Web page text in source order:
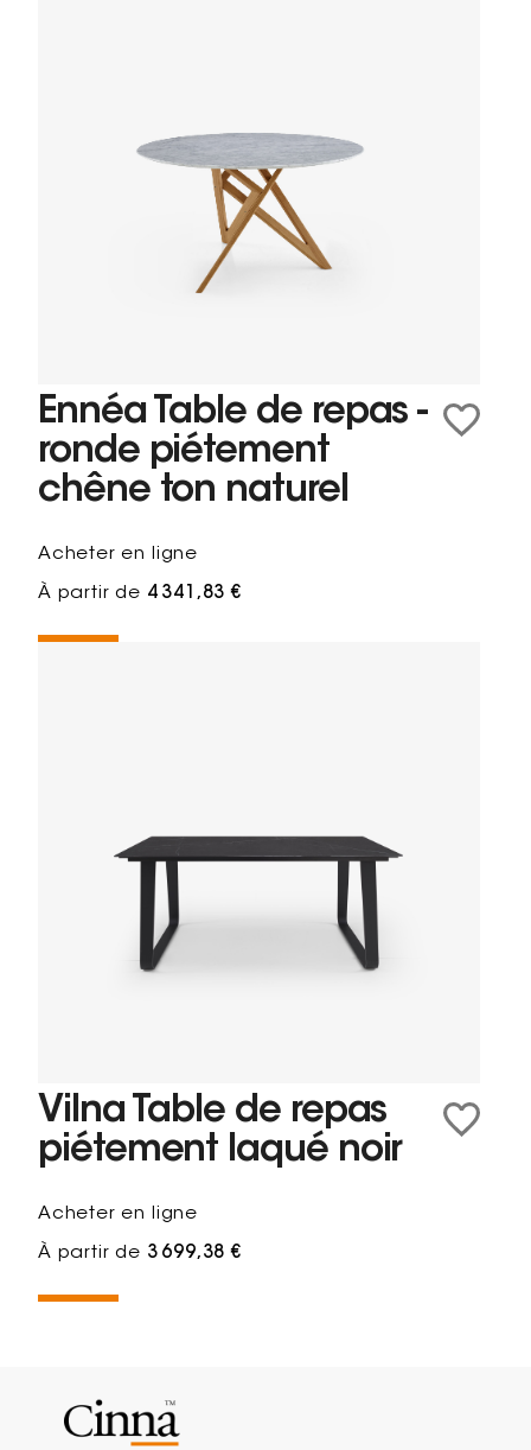
Ennéa Table de repas -
ronde piétement
chêne ton naturel
Acheter en ligne
À partir de 4 341,83 €
Vilna Table de repas
piétement laqué noir
Acheter en ligne
À partir de 3 699,38 €